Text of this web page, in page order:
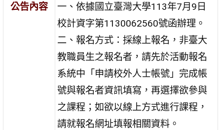
公告內容
一、依據國立臺灣大學113年7月9日
校計資字第1130062560號函辦理。
二、報名方式：採線上報名，非臺大
教職員生之報名者，請先於活動報名
系統中「申請校外人士帳號」完成帳
號與報名者資訊填寫，再選擇欲參與
之課程；如欲以線上方式進行課程，
請就報名網址填報相關資料。